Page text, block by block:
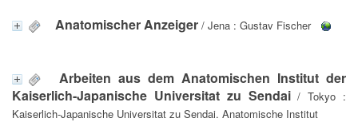
Anatomischer Anzeiger / Jena : Gustav Fischer
Arbeiten aus dem Anatomischen Institut der
Kaiserlich-Japanische Universitat zu Sendai/ Tokyo :
Kaiserlich-Japanische Universitat zu Sendai. Anatomische Institut